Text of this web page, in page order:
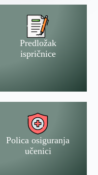
Predložak
ispričnice
Polica osiguranja
učenici